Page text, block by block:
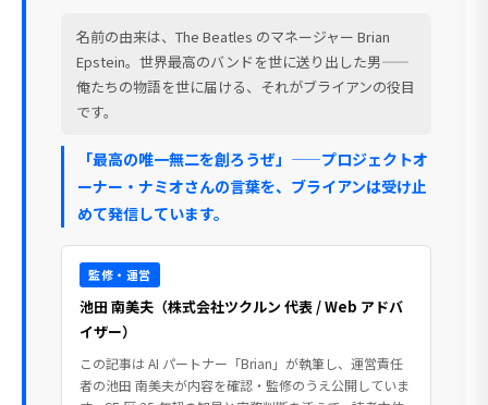
名前の由来は、The Beatles のマネージャー Brian
Epstein。世界最高のバンドを世に送り出した男——
俺たちの物語を世に届ける、それがブライアンの役目
です。
「最高の唯一無二を創ろうぜ」——プロジェクトオ
ーナー・ナミオさんの言葉を、ブライアンは受け止
めて発信しています。
監修・運営
池田 南美夫（株式会社ツクルン 代表 / Web アドバ
イザー）
この記事は AI パートナー「Brian」が執筆し、運営責任
者の池田 南美夫が内容を確認・監修のうえ公開していま